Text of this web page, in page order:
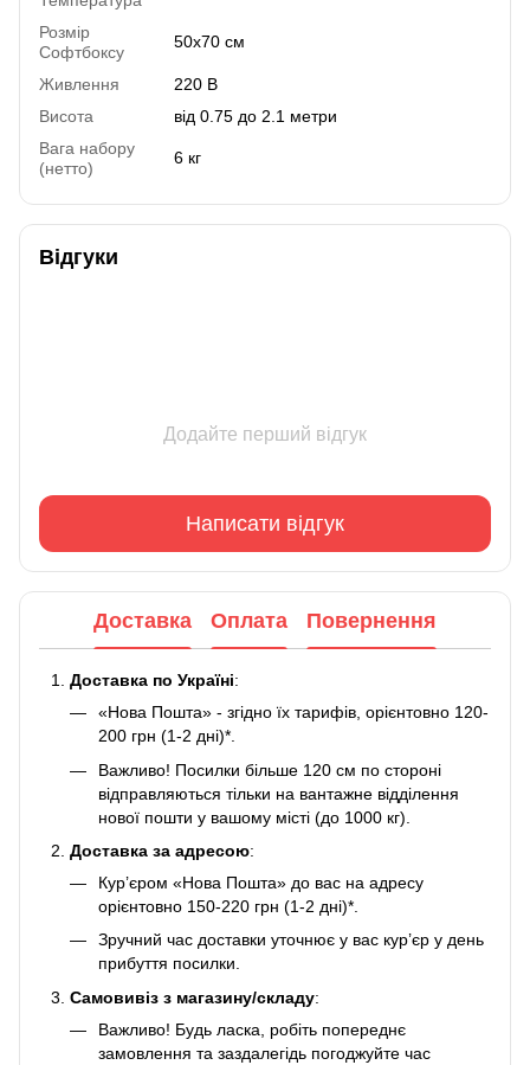
Розмір
Софтбоксу
50x70 см
Живлення
220 В
Висота
від 0.75 до 2.1 метри
Вага набору
(нетто)
6 кг
Відгуки
Додайте перший відгук
Написати відгук
Доставка Оплата Повернення
Доставка по Україні:
«Нова Пошта» - згідно їх тарифів, орієнтовно 120-
200 грн (1-2 дні)*.
Важливо! Посилки більше 120 см по стороні
відправляються тільки на вантажне відділення
нової пошти у вашому місті (до 1000 кг).
Доставка за адресою:
Кур’єром «Нова Пошта» до вас на адресу
орієнтовно 150-220 грн (1-2 дні)*.
Зручний час доставки уточнює у вас кур’єр у день
прибуття посилки.
Самовивіз з магазину/складу:
Важливо! Будь ласка, робіть попереднє
замовлення та заздалегідь погоджуйте час